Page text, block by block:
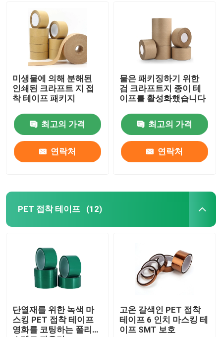
미생물에 의해 분해된
인쇄된 크라프트 지 접
착 테이프 패키지
최고의 가격
연락처
물은 패키징하기 위한
검 크라프트지 종이 테
이프를 활성화했습니다
최고의 가격
연락처
PET 접착 테이프 (12)
단열재를 위한 녹색 마
스킹 PET 접착 테이프
영화를 코팅하는 폴리에
고온 갈색인 PET 접착
테이프 6 인치 마스킹 테
이프 SMT 보호